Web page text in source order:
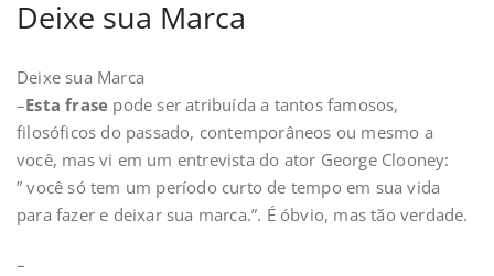
Deixe sua Marca
Deixe sua Marca
–Esta frase pode ser atribuída a tantos famosos,
filosóficos do passado, contemporâneos ou mesmo a
você, mas vi em um entrevista do ator George Clooney:
” você só tem um período curto de tempo em sua vida
para fazer e deixar sua marca.”. É óbvio, mas tão verdade.
–